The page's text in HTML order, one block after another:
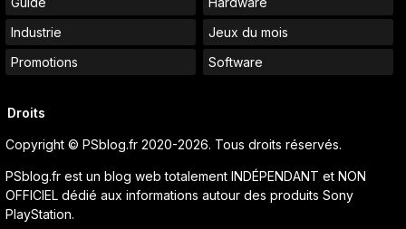
Industrie
Jeux du mois
Promotions
Software
Droits
Copyright © PSblog.fr 2020-2026. Tous droits réservés.
PSblog.fr est un blog web totalement INDÉPENDANT et NON
OFFICIEL dédié aux informations autour des produits Sony
PlayStation.